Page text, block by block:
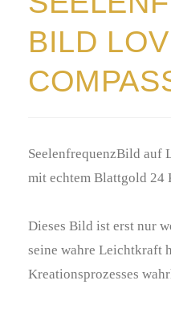
BILD
SeelenfrequenzBild auf
mit echtem Blattgold 24
Dieses Bild ist erst nur
seine wahre Leichtkraft
Kreationsprozesses